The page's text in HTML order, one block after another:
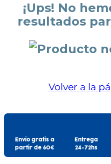
Nuevo
Paga en 3
¡Ups! No
resultados
Volver a la
Envío gratis a
partir de 60€
Entrega
24-72hs